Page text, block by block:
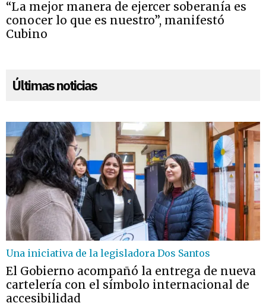
“La mejor manera de ejercer soberanía es
conocer lo que es nuestro”, manifestó
Cubino
Últimas noticias
Una iniciativa de la legisladora Dos Santos
El Gobierno acompañó la entrega de nueva
cartelería con el símbolo internacional de
accesibilidad